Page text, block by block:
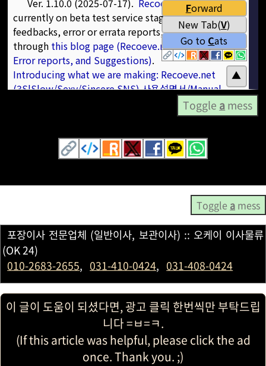
Toggle amess
Toggle a mess
포장이사 전문업체 (일반이사, 보관이사) :: 오케이 이사물류
(OK 24)
010-2683-2655, 031-410-0424, 031-408-0424
이 글이 도움이 되셨다면, 광고 클릭 한번씩만 부탁드립
니다 =ㅂ=ㅋ.
(If this article was helpful, please click the ad
once. Thank you. ;)